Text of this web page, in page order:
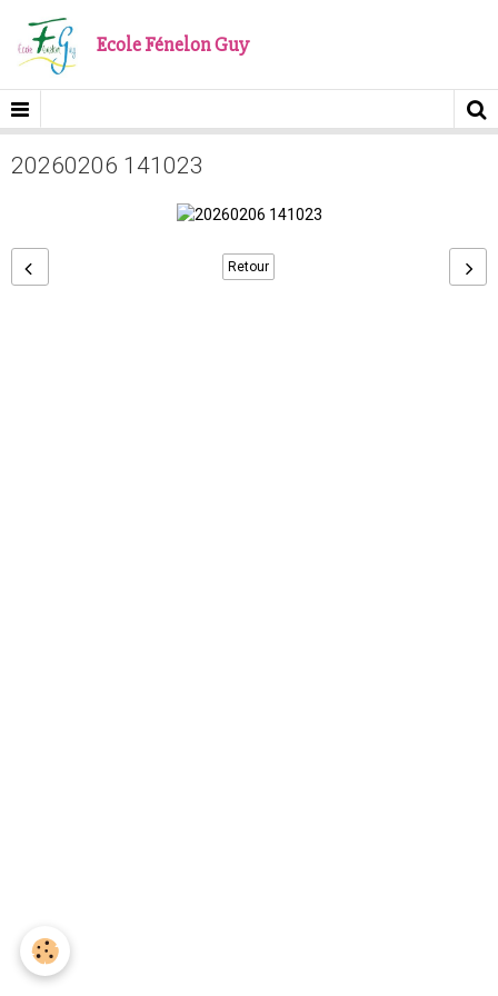
Ecole Fénelon Guy
20260206 141023
Retour